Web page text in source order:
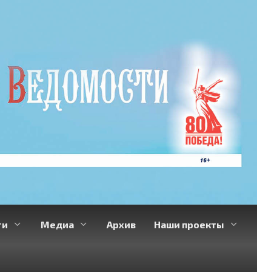
Медиа Архив Наши проекты